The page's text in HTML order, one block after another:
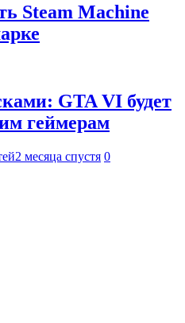
Steam Machine
GTA VI будет
геймерам
2 месяца спустя 0